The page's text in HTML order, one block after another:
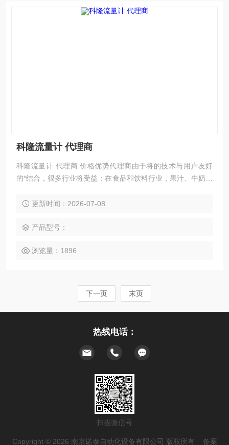
科隆流量计 代理商
科隆流量计 代理商 价格优势代理商由于将的技术与用户友好
的*结合，很多行业将受益：在食品和饮料行业，果汁、牛奶和
更新时间：2026-07-08
产品型号：
浏览量：1896
下一页 末页
热线电话：
扫描微信号
Copyright © 2026 南京诺泰自动化设备有限公司 版权所有 备案